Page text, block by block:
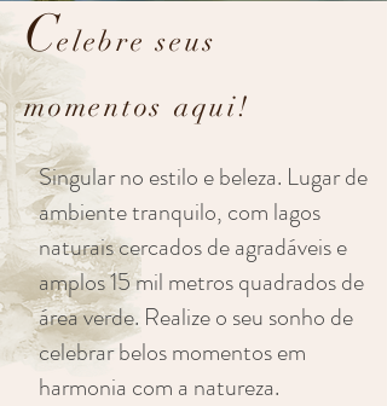
Celebre seus
momentos aqui!
Singular no estilo e beleza. Lugar de
ambiente tranquilo, com lagos
naturais cercados de agradáveis e
amplos 15 mil metros quadrados de
área verde. Realize o seu sonho de
celebrar belos momentos em
harmonia com a natureza.